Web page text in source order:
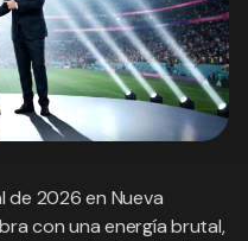
de 2026 en Nueva
con una energía brutal,